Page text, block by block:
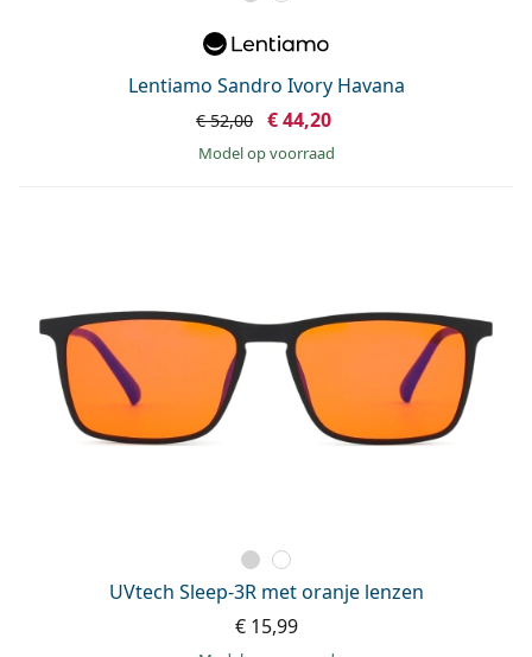
Lentiamo Sandro Ivory Havana
€ 52,00 € 44,20
model op voorraad
UVtech Sleep-3R met oranje lenzen
€ 15,99